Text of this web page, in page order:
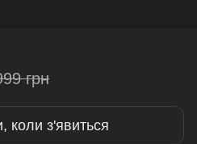
грн
коли з'явиться